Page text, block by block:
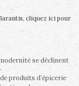
cliquez ici pour
se déclinent
produits d’épicerie